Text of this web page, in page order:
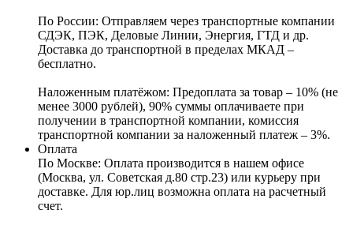
По России: Отправляем через транспортные компании
СДЭК, ПЭК, Деловые Линии, Энергия, ГТД и др.
Доставка до транспортной в пределах МКАД –
бесплатно.
Наложенным платёжом: Предоплата за товар – 10% (не
менее 3000 рублей), 90% суммы оплачиваете при
получении в транспортной компании, комиссия
транспортной компании за наложенный платеж – 3%.
Оплата
По Москве: Оплата производится в нашем офисе
(Москва, ул. Советская д.80 стр.23) или курьеру при
доставке. Для юр.лиц возможна оплата на расчетный
счет.